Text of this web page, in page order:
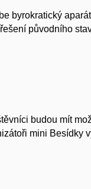
byrokratický
původního
budou mít
mini Besídky